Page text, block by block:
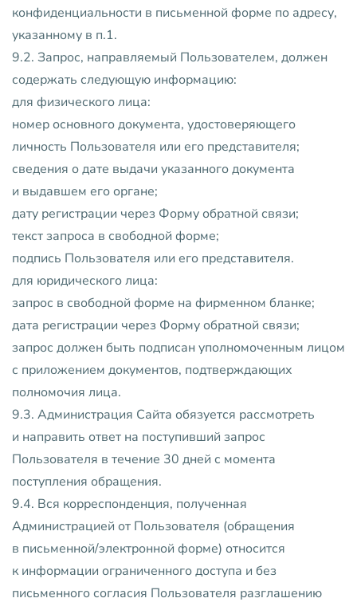
конфиденциальности в письменной форме по адресу,
указанному в п.1.
9.2. Запрос, направляемый Пользователем, должен
содержать следующую информацию:
для физического лица:
номер основного документа, удостоверяющего
личность Пользователя или его представителя;
сведения о дате выдачи указанного документа
и выдавшем его органе;
дату регистрации через Форму обратной связи;
текст запроса в свободной форме;
подпись Пользователя или его представителя.
для юридического лица:
запрос в свободной форме на фирменном бланке;
дата регистрации через Форму обратной связи;
запрос должен быть подписан уполномоченным лицом
с приложением документов, подтверждающих
полномочия лица.
9.3. Администрация Сайта обязуется рассмотреть
и направить ответ на поступивший запрос
Пользователя в течение 30 дней с момента
поступления обращения.
9.4. Вся корреспонденция, полученная
Администрацией от Пользователя (обращения
в письменной/электронной форме) относится
к информации ограниченного доступа и без
письменного согласия Пользователя разглашению